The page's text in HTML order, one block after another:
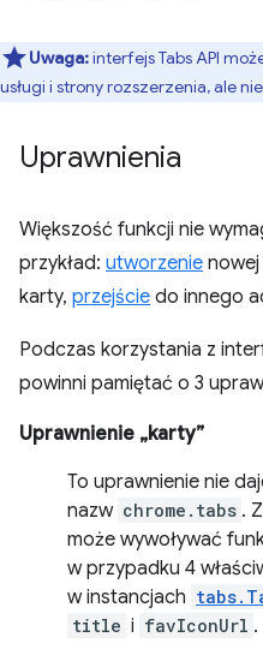
Uwaga:interfejs Tabs API
usługi i strony rozszerzenia, ale
Uprawnienia
Większość funkcji nie
przykład: utworzenie
karty, przejście do innego
Podczas korzystania z
powinni pamiętać o 3
Uprawnienie „karty”
To uprawnienie nie
nazw chrome.tabs .
może wywoływać
w przypadku 4
w instancjach
title i favIconUrl .